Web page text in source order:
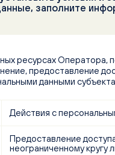
заполните
на передачу (кроме
кругу лиц
обработки (кроме
ресурсах Оператора,
предоставление
данными
Действия с
Предоставление
неограниченному кругу